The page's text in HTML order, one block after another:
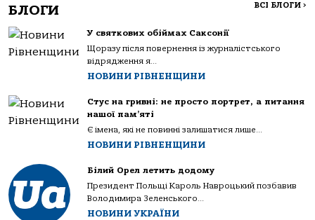
БЛОГИ ВСІ БЛОГИ >
У святкових обіймах Саксонії
Щоразу після повернення із журналістського
відрядження я...
НОВИНИ РІВНЕНЩИНИ
Стус на гривні: не просто портрет, а питання
нашої пам’яті
Є імена, які не повинні залишатися лише...
НОВИНИ РІВНЕНЩИНИ
Білий Орел летить додому
Президент Польщі Кароль Навроцький позбавив
Володимира Зеленського...
НОВИНИ УКРАЇНИ